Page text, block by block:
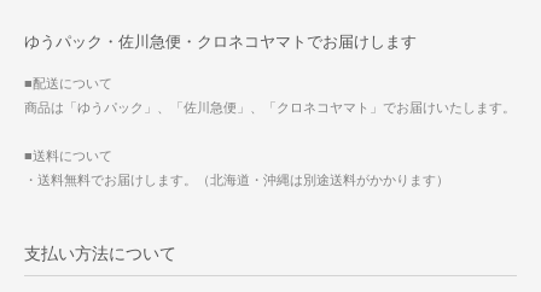
ゆうパック・佐川急便・クロネコヤマトでお届けします
■配送について
商品は「ゆうパック」、「佐川急便」、「クロネコヤマト」でお届けいたします。
■送料について
・送料無料でお届けします。（北海道・沖縄は別途送料がかかります）
支払い方法について